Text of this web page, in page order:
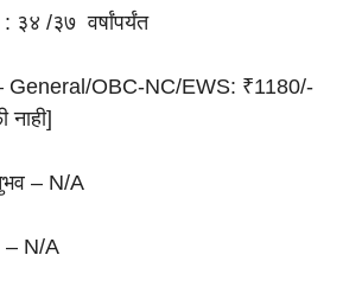
/३७ वर्षांपर्यंत
General/OBC-NC/EWS: ₹1180/-
– N/A
– N/A